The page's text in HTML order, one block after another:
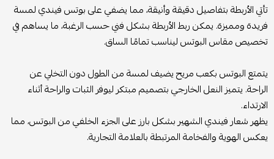
تأتي الأربطة بتفاصيل دقيقة وأنيقة، مما يضفي على بوتس فيندي لمسة
فريدة ومميزة. يمكن ربط الأربطة بشكل فني حسب الرغبة، ما يساهم في
تخصيص مقاس البوتس ليناسب تمامًا الساق.
يتمتع البوتس بكعب مريح يضيف لمسة من الطول دون التخلي عن
الراحة. يتميز النعل الخارجي بتصميم مبتكر ليوفر الثبات والراحة أثناء
الارتداء.
يظهر شعار فيندي الشهير بشكل بارز على الجزء الخلفي من البوتس، مما
يعكس الهوية والفخامة المرتبطة بالعلامة التجارية.